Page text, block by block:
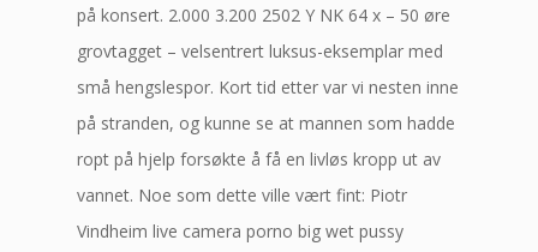
på konsert. 2.000 3.200 2502 Y NK 64 x – 50 øre
grovtagget – velsentrert luksus-eksemplar med
små hengslespor. Kort tid etter var vi nesten inne
på stranden, og kunne se at mannen som hadde
ropt på hjelp forsøkte å få en livløs kropp ut av
vannet. Noe som dette ville vært fint: Piotr
Vindheim live camera porno big wet pussy